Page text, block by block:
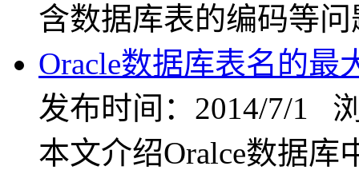
含数据库表的编码等问
Oracle数据库表名的最
发布时间：2014/7/1
本文介绍Oralce数据